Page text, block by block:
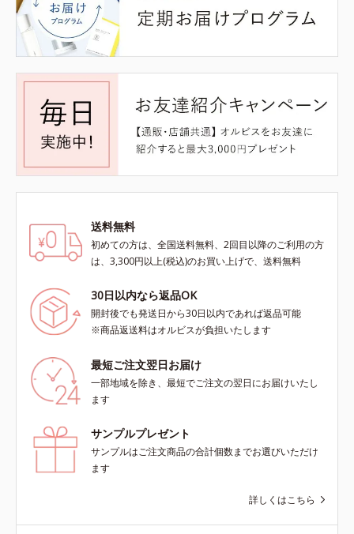
送料無料
初めての方は、全国送料無料、2回目以降のご利用の方
は、3,300円以上(税込)のお買い上げで、送料無料
30日以内なら返品OK
開封後でも発送日から30日以内であれば返品可能
※商品返送料はオルビスが負担いたします
最短ご注文翌日お届け
一部地域を除き、最短でご注文の翌日にお届けいたし
ます
サンプルプレゼント
サンプルはご注文商品の合計個数までお選びいただけ
ます
詳しくはこちら